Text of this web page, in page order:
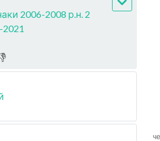
2006-2008 р.н. 2
2021